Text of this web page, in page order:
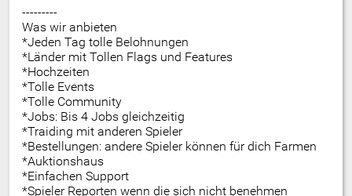
---------
Was wir anbieten
*Jeden Tag tolle Belohnungen
*Länder mit Tollen Flags und Features
*Hochzeiten
*Tolle Events
*Tolle Community
*Jobs: Bis 4 Jobs gleichzeitig
*Traiding mit anderen Spieler
*Bestellungen: andere Spieler können für dich Farmen
*Auktionshaus
*Einfachen Support
*Spieler Reporten wenn die sich nicht benehmen